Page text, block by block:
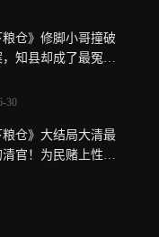
粮仓》修脚小哥撞破
，知县却成了最冤的
30
粮仓》大结局大清最
官！为民赌上性